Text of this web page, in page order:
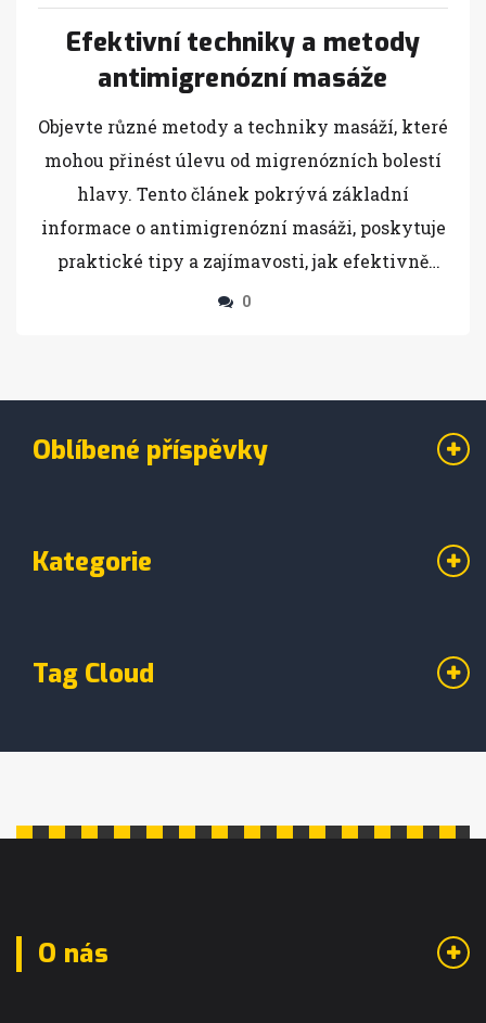
Efektivní techniky a metody
antimigrenózní masáže
Objevte různé metody a techniky masáží, které
mohou přinést úlevu od migrenózních bolestí
hlavy. Tento článek pokrývá základní
informace o antimigrenózní masáži, poskytuje
praktické tipy a zajímavosti, jak efektivně
využívat masáž k boji s migrénou.
života.
0
Oblíbené příspěvky
Kategorie
Tag Cloud
O nás